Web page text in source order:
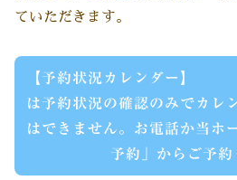
ていただきます。
【予約状況カレンダ
は予約状況の確認のみでカレ
はできません。お電話か当ホ
予約」からご予約